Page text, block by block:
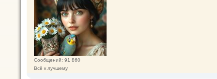
Сообщений: 91 860
Всё к лучшему